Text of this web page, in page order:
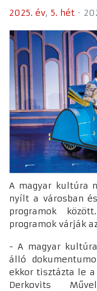
2025. év 5. hét
A magyar kultúra
nyílt a városban
programok
programok várják
- A magyar
álló
ekkor tisztázta le
Derkovits